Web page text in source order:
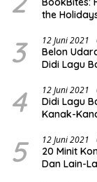
the
3 12 Juni 2021
Belon
Didi Lagu
4 12 Juni 2021
Didi Lagu
Kanak-
5 12 Juni 2021
20 Minit
Dan Lain-